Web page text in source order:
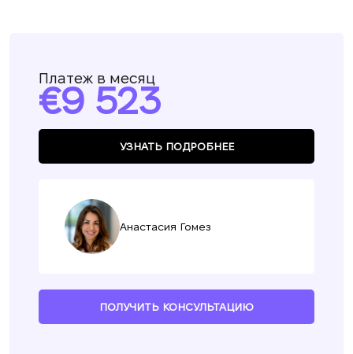
Платеж в месяц
9 523
УЗНАТЬ ПОДРОБНЕЕ
Анастасия Гомез
ПОЛУЧИТЬ КОНСУЛЬТАЦИЮ